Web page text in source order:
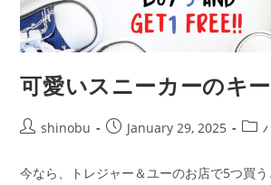
可愛いスニーカーのキ
shinobu January 29, 2025
今なら、トレジャー＆ユーのお店で5つ買う